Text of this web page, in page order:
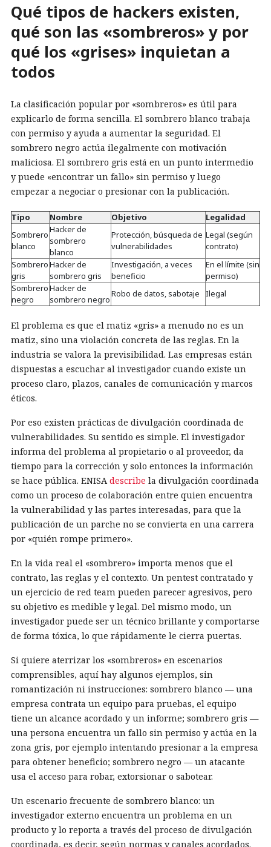
Qué tipos de hackers existen,
qué son las «sombreros» y por
qué los «grises» inquietan a
todos
La clasificación popular por «sombreros» es útil para
explicarlo de forma sencilla. El sombrero blanco trabaja
con permiso y ayuda a aumentar la seguridad. El
sombrero negro actúa ilegalmente con motivación
maliciosa. El sombrero gris está en un punto intermedio
y puede «encontrar un fallo» sin permiso y luego
empezar a negociar o presionar con la publicación.
Tipo Nombre Objetivo
Legalidad
Sombrero
blanco
Hacker de
sombrero
blanco
Protección, búsqueda de
vulnerabilidades
Legal (según
contrato)
Sombrero
gris
Hacker de
sombrero gris
Investigación, a veces
beneficio
En el límite (sin
permiso)
Sombrero
negro
Hacker de
sombrero negro
Robo de datos, sabotaje Ilegal
El problema es que el matiz «gris» a menudo no es un
matiz, sino una violación concreta de las reglas. En la
industria se valora la previsibilidad. Las empresas están
dispuestas a escuchar al investigador cuando existe un
proceso claro, plazos, canales de comunicación y marcos
éticos.
Por eso existen prácticas de divulgación coordinada de
vulnerabilidades. Su sentido es simple. El investigador
informa del problema al propietario o al proveedor, da
tiempo para la corrección y solo entonces la información
se hace pública. ENISAdescribe la divulgación coordinada
como un proceso de colaboración entre quien encuentra
la vulnerabilidad y las partes interesadas, para que la
publicación de un parche no se convierta en una carrera
por «quién rompe primero».
En la vida real el «sombrero» importa menos que el
contrato, las reglas y el contexto. Un pentest contratado y
un ejercicio de red team pueden parecer agresivos, pero
su objetivo es medible y legal. Del mismo modo, un
investigador puede ser un técnico brillante y comportarse
de forma tóxica, lo que rápidamente le cierra puertas.
Si quiere aterrizar los «sombreros» en escenarios
comprensibles, aquí hay algunos ejemplos, sin
romantización ni instrucciones: sombrero blanco — una
empresa contrata un equipo para pruebas, el equipo
tiene un alcance acordado y un informe; sombrero gris —
una persona encuentra un fallo sin permiso y actúa en la
zona gris, por ejemplo intentando presionar a la empresa
para obtener beneficio; sombrero negro — un atacante
usa el acceso para robar, extorsionar o sabotear.
Un escenario frecuente de sombrero blanco: un
investigador externo encuentra un problema en un
producto y lo reporta a través del proceso de divulgación
coordinada, es decir, según normas y canales acordados.